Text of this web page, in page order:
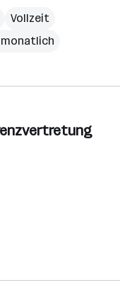
Vollzeit
monatlich